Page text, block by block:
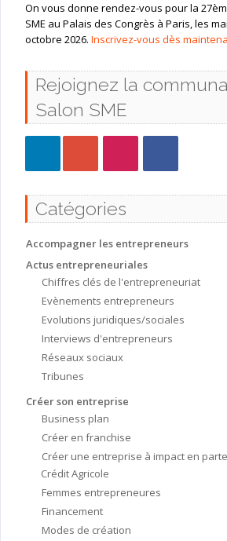
On vous donne rendez-vous pour la
SME au Palais des Congrès à Paris, les
octobre 2026. Inscrivez-vous dès
Rejoignez la
Salon SME
Catégories
Accompagner les entrepreneurs
Actus entrepreneuriales
Chiffres clés de l'entrepreneuriat
Evènements entrepreneurs
Evolutions juridiques/sociales
Interviews d'entrepreneurs
Réseaux sociaux
Tribunes
Créer son entreprise
Business plan
Créer en franchise
Créer une entreprise à impact en
Crédit Agricole
Femmes entrepreneures
Financement
Modes de création